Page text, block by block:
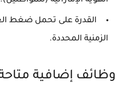
القدرة على تحمل ضغط
الزمنية المحددة.
وظائف إضافية